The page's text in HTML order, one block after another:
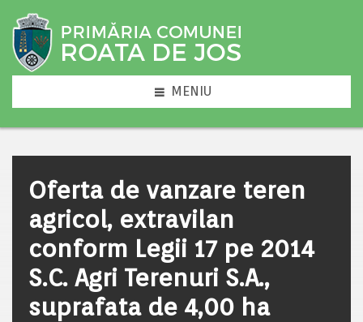
MENIU
Oferta de vanzare teren
agricol, extravilan
conform Legii 17 pe 2014
S.C. Agri Terenuri S.A.,
suprafata de 4,00 ha